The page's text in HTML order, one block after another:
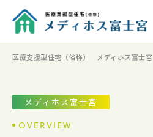
医療支援型住宅（俗称） メディホス富士宮
メディホス富士宮
OVERVIEW